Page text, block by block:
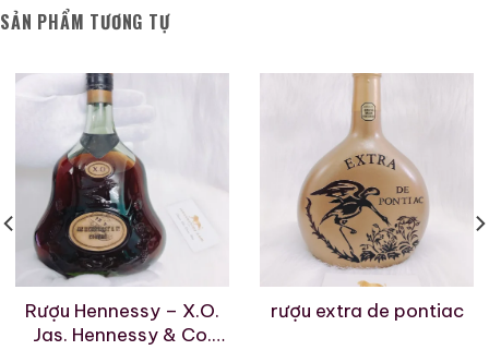
SẢN PHẨM TƯƠNG TỰ
Rượu Hennessy – X.O.
Jas. Hennessy & Co.
rượu extra de pontiac